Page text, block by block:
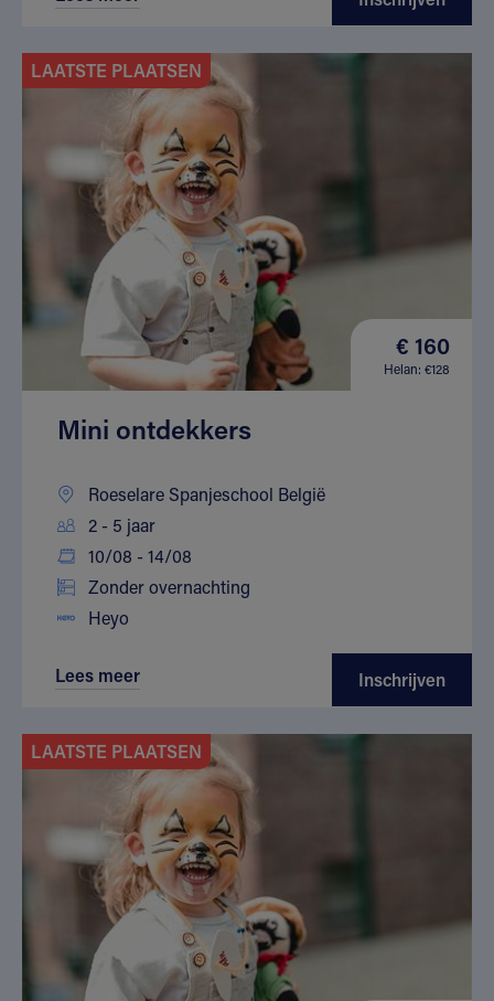
LAATSTE PLAATSEN
€ 160
Helan: €128
Mini ontdekkers
Roeselare Spanjeschool België
2 - 5 jaar
10/08 - 14/08
Zonder overnachting
Heyo
Lees meer Inschrijven
LAATSTE PLAATSEN